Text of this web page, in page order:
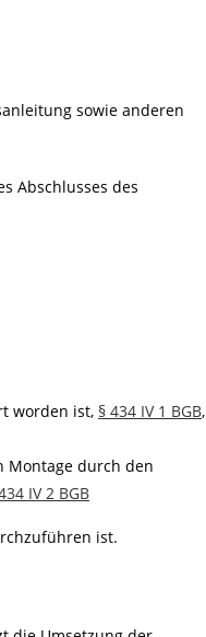
sowie anderen
Abschlusses des
worden ist, § 434 IV 1 BGB,
Montage durch den
IV 2 BGB
ist.